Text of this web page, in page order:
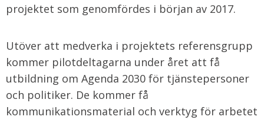
projektet som genomfördes i början av 2017.
Utöver att medverka i projektets referensgrupp
kommer pilotdeltagarna under året att få
utbildning om Agenda 2030 för tjänstepersoner
och politiker. De kommer få
kommunikationsmaterial och verktyg för arbetet